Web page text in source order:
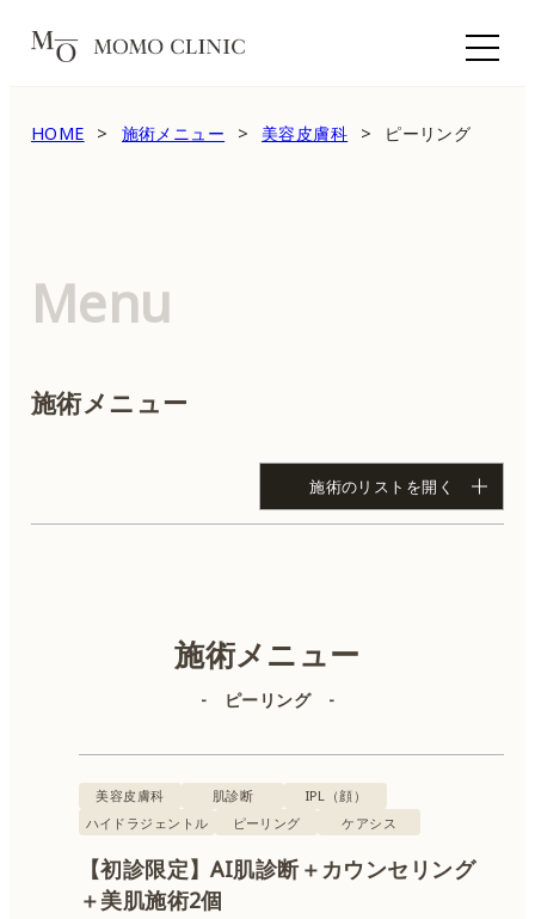
HOME 施術メニュー 美容皮膚科 ピーリング
Menu
施術メニュー
施術のリストを開く
IPL（顔）
IPL（体）
施術メニュー
- ピーリング -
美容皮膚科 肌診断
IPL（顔）
ハイドラジェントル
ピーリング ケアシス
【初診限定】AI肌診断＋カウンセリング
＋美肌施術2個